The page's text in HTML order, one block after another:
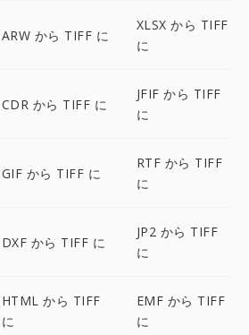
ARW から TIFF に
XLSX から TIFF
に
CDR から TIFF に
JFIF から TIFF
に
GIF から TIFF に
RTF から TIFF
に
DXF から TIFF に
JP2 から TIFF
に
HTML から TIFF
に
EMF から TIFF
に